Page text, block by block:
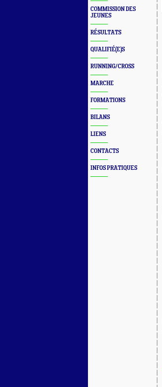
COMMISSION DES
JEUNES
RÉSULTATS
QUALIFIÉ(E)S
RUNNING/CROSS
MARCHE
FORMATIONS
BILANS
LIENS
CONTACTS
INFOS PRATIQUES